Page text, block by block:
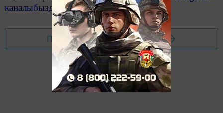
каналыбызда
да укыгыз
Перейти на страницу новости